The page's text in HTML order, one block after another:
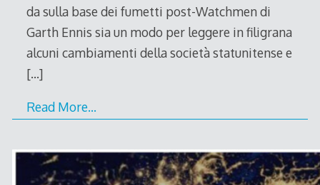
da sulla base dei fumetti post-Watchmen di
Garth Ennis sia un modo per leggere in filigrana
alcuni cambiamenti della società statunitense e
[…]
Read More…